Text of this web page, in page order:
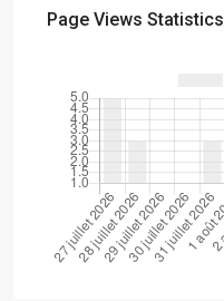
Page Views Statistics